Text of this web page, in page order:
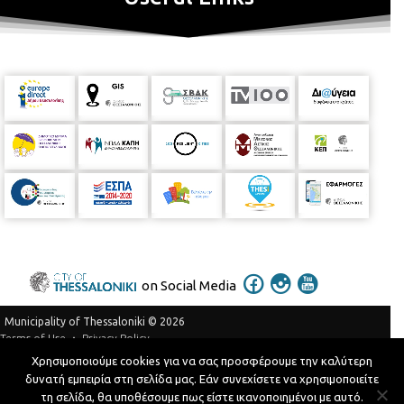
on Social Media
Municipality of Thessaloniki © 2026
Terms of Use
Privacy Policy
Telephone Catalog
Developed byMyCompany Projects
Χρησιμοποιούμε cookies για να σας προσφέρουμε την καλύτερη
δυνατή εμπειρία στη σελίδα μας. Εάν συνεχίσετε να χρησιμοποιείτε
τη σελίδα, θα υποθέσουμε πως είστε ικανοποιημένοι με αυτό.